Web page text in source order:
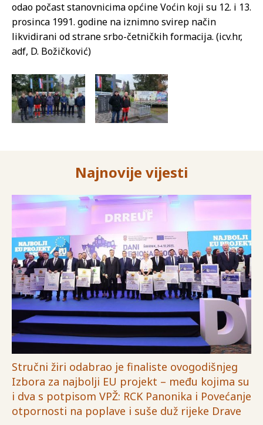
odao počast stanovnicima općine Voćin koji su 12. i 13.
prosinca 1991. godine na iznimno svirep način
likvidirani od strane srbo-četničkih formacija. (icv.hr,
adf, D. Božičković)
Najnovije vijesti
Stručni žiri odabrao je finaliste ovogodišnjeg
Izbora za najbolji EU projekt – među kojima su
i dva s potpisom VPŽ: RCK Panonika i Povećanje
otpornosti na poplave i suše duž rijeke Drave